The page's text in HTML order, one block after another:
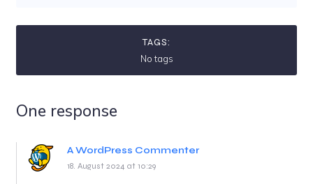
TAGS:
No tags
One response
A WordPress Commenter
18. August 2024 at 10:29